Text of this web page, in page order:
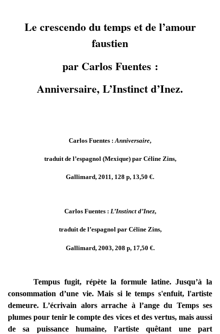
Le crescendo du temps et de l’amour
faustien
par Carlos Fuentes :
Anniversaire, L’Instinct d’Inez.
Carlos Fuentes : Anniversaire,
traduit de l’espagnol (Mexique) par Céline Zins,
Gallimard, 2011, 128 p, 13,50 €.
Carlos Fuentes : L’Instinct d’Inez,
traduit de l’espagnol par Céline Zins,
Gallimard, 2003, 208 p, 17,50 €.
Tempus fugit, répète la formule latine. Jusqu’à la
consommation d’une vie. Mais si le temps s'enfuit, l'artiste
demeure. L’écrivain alors arrache à l’ange du Temps ses
plumes pour tenir le compte des vices et des vertus, mais aussi
de sa puissance humaine, l’artiste quêtant une part